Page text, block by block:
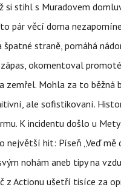
si stihl s Muradovem
pár věcí doma
špatné straně, pomáhá
okomentoval
zemřel. Mohla za to běžná
ale sofistikovaní.
K incidentu došlo u Mety
největší hit: Píseň „Veď
nohám aneb tipy na
z Actionu ušetří tisíce za